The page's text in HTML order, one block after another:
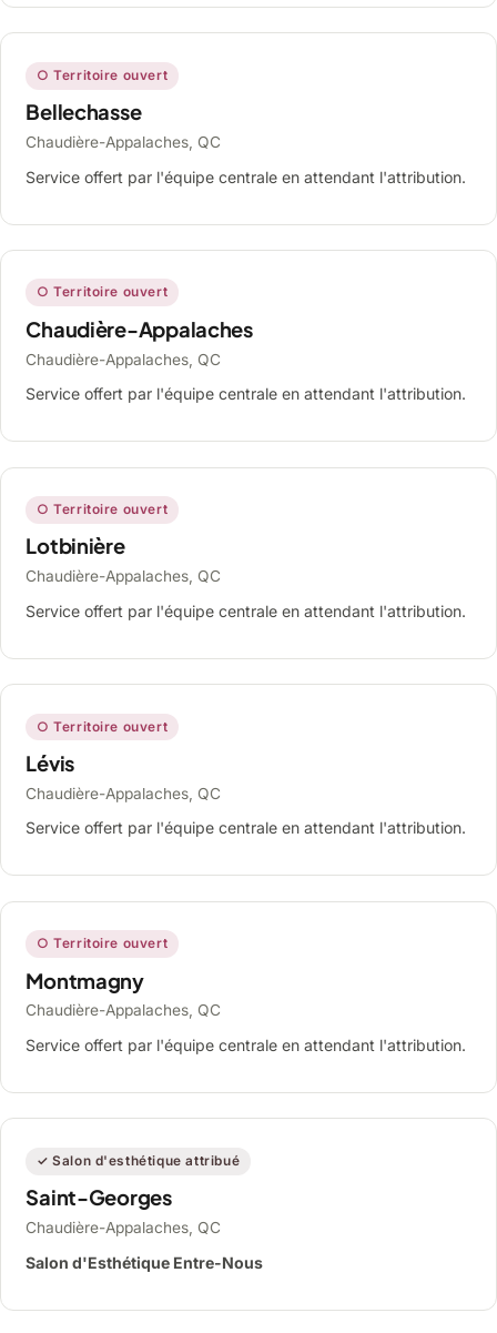
○ Territoire ouvert
Bellechasse
Chaudière-Appalaches, QC
Service offert par l'équipe centrale en attendant l'attribution.
○ Territoire ouvert
Chaudière-Appalaches
Chaudière-Appalaches, QC
Service offert par l'équipe centrale en attendant l'attribution.
○ Territoire ouvert
Lotbinière
Chaudière-Appalaches, QC
Service offert par l'équipe centrale en attendant l'attribution.
○ Territoire ouvert
Lévis
Chaudière-Appalaches, QC
Service offert par l'équipe centrale en attendant l'attribution.
○ Territoire ouvert
Montmagny
Chaudière-Appalaches, QC
Service offert par l'équipe centrale en attendant l'attribution.
✓ Salon d'esthétique attribué
Saint-Georges
Chaudière-Appalaches, QC
Salon d'Esthétique Entre-Nous